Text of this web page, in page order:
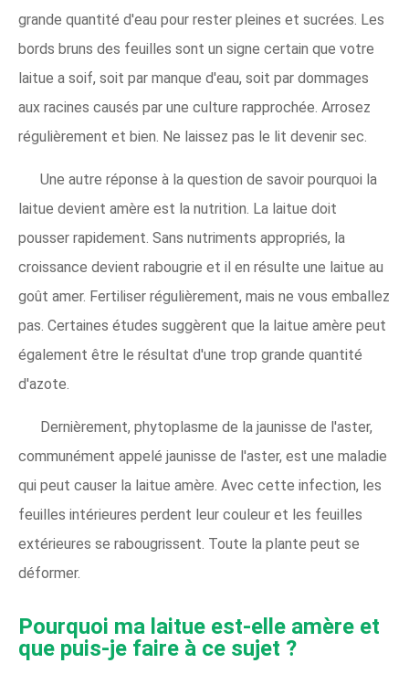
grande quantité d'eau pour rester pleines et sucrées. Les
bords bruns des feuilles sont un signe certain que votre
laitue a soif, soit par manque d'eau, soit par dommages
aux racines causés par une culture rapprochée. Arrosez
régulièrement et bien. Ne laissez pas le lit devenir sec.
Une autre réponse à la question de savoir pourquoi la
laitue devient amère est la nutrition. La laitue doit
pousser rapidement. Sans nutriments appropriés, la
croissance devient rabougrie et il en résulte une laitue au
goût amer. Fertiliser régulièrement, mais ne vous emballez
pas. Certaines études suggèrent que la laitue amère peut
également être le résultat d'une trop grande quantité
d'azote.
Dernièrement, phytoplasme de la jaunisse de l'aster,
communément appelé jaunisse de l'aster, est une maladie
qui peut causer la laitue amère. Avec cette infection, les
feuilles intérieures perdent leur couleur et les feuilles
extérieures se rabougrissent. Toute la plante peut se
déformer.
Pourquoi ma laitue est-elle amère et
que puis-je faire à ce sujet ?